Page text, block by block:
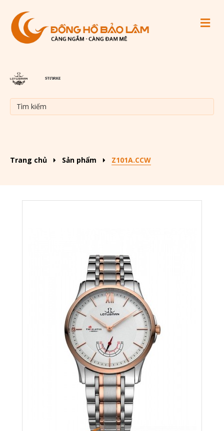
Trang chủ Sản phẩm Z101A.CCW